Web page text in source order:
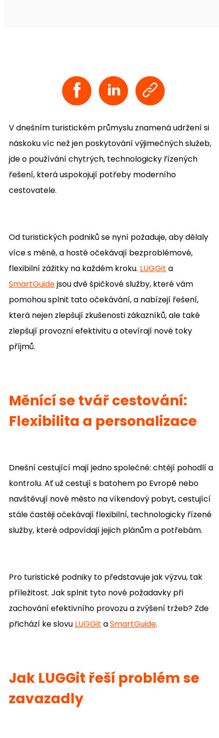
V dnešním turistickém průmyslu znamená udržení si
náskoku víc než jen poskytování výjimečných služeb,
jde o používání chytrých, technologicky řízených
řešení, která uspokojují potřeby moderního
cestovatele.
Od turistických podniků se nyní požaduje, aby dělaly
více s méně, a hosté očekávají bezproblémové,
flexibilní zážitky na každém kroku. LUGGit a
SmartGuidejsou dvě špičkové služby, které vám
pomohou splnit tato očekávání, a nabízejí řešení,
která nejen zlepšují zkušenosti zákazníků, ale také
zlepšují provozní efektivitu a otevírají nové toky
příjmů.
Měnící se tvář cestování:
Flexibilita a personalizace
Dnešní cestující mají jedno společné: chtějí pohodlí a
kontrolu. Ať už cestují s batohem po Evropě nebo
navštěvují nové město na víkendový pobyt, cestující
stále častěji očekávají flexibilní, technologicky řízené
služby, které odpovídají jejich plánům a potřebám.
Pro turistické podniky to představuje jak výzvu, tak
příležitost. Jak splnit tyto nové požadavky při
zachování efektivního provozu a zvýšení tržeb? Zde
přichází ke slovu LUGGit aSmartGuide.
Jak LUGGit řeší problém se
zavazadly